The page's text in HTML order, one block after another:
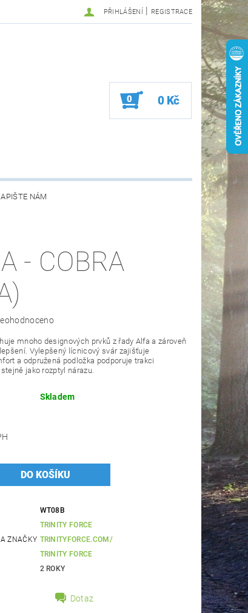
PŘIHLÁŠENÍ | REGISTRACE
0 0 Kč
NÁM
- COBRA
mnoho designových prvků z řady Alfa a zároveň
Vylepšený lícnicový svár zajišťuje
a odpružená podložka podporuje trakci
jako rozptyl nárazu.
Skladem
WT08B
TRINITY FORCE
ZNAČKY TRINITYFORCE.COM/
TRINITY FORCE
2 ROKY
Dotaz